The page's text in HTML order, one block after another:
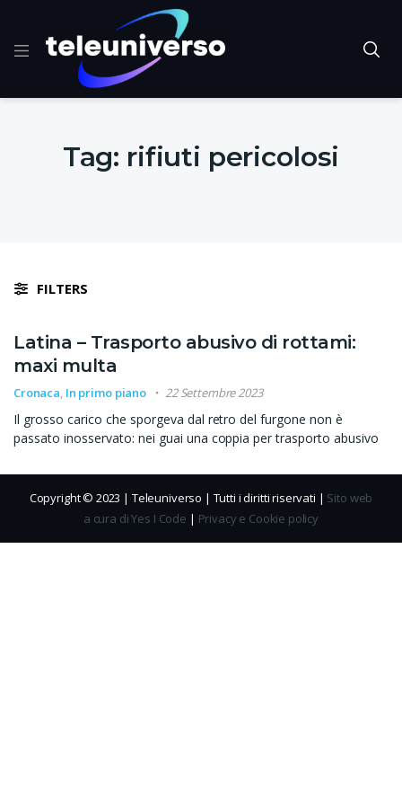
Tag: rifiuti pericolosi
FILTERS
Latina – Trasporto abusivo di rottami:
maxi multa
Cronaca, In primo piano 22 Settembre 2023
Il grosso carico che sporgeva dal retro del furgone non è
passato inosservato: nei guai una coppia per trasporto abusivo
Copyright © 2023 | Teleuniverso | Tutti i diritti riservati | Sito web
a cura di Yes I Code | Privacy e Cookie policy